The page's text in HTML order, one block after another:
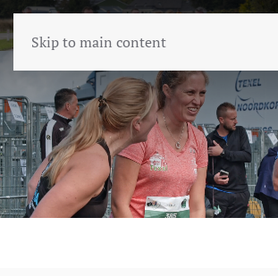
Skip to main content